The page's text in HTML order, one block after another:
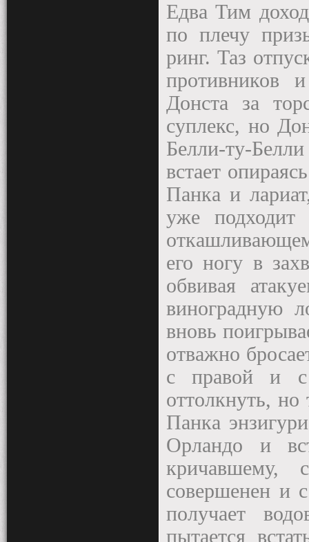
Едва Тим
по плечу
ринг. Таз
противников
Донста за
суплекс, но
Белли-ту-
встает
Панка и
уже
его ногу в
обвивая
виноградную
вновь
отважно
с правой и с
оттолкнуть, но
Панка
Орландо и
совершенен и
получает
пытается